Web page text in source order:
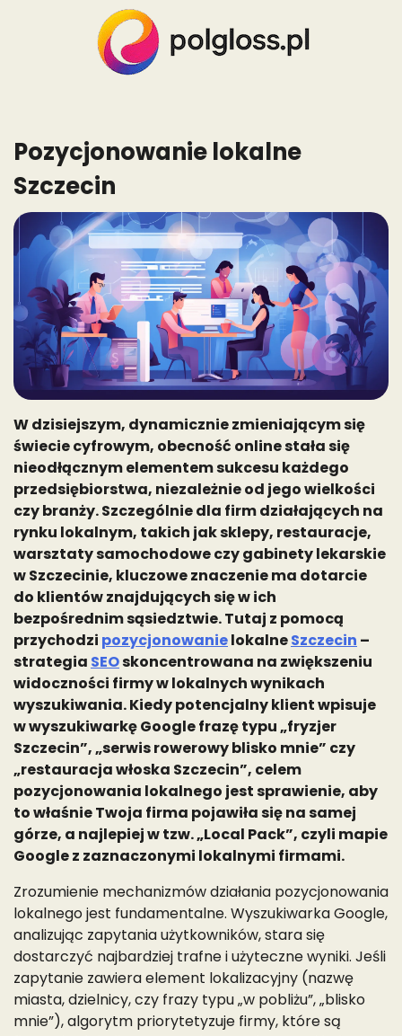
Pozycjonowanie lokalne
Szczecin
W dzisiejszym, dynamicznie zmieniającym się
świecie cyfrowym, obecność online stała się
nieodłącznym elementem sukcesu każdego
przedsiębiorstwa, niezależnie od jego wielkości
czy branży. Szczególnie dla firm działających na
rynku lokalnym, takich jak sklepy, restauracje,
warsztaty samochodowe czy gabinety lekarskie
w Szczecinie, kluczowe znaczenie ma dotarcie
do klientów znajdujących się w ich
bezpośrednim sąsiedztwie. Tutaj z pomocą
przychodzi pozycjonowanielokalneSzczecin –
strategia SEOskoncentrowana na zwiększeniu
widoczności firmy w lokalnych wynikach
wyszukiwania. Kiedy potencjalny klient wpisuje
w wyszukiwarkę Google frazę typu „fryzjer
Szczecin”, „serwis rowerowy blisko mnie” czy
„restauracja włoska Szczecin”, celem
pozycjonowania lokalnego jest sprawienie, aby
to właśnie Twoja firma pojawiła się na samej
górze, a najlepiej w tzw. „Local Pack”, czyli mapie
Google z zaznaczonymi lokalnymi firmami.
Zrozumienie mechanizmów działania pozycjonowania
lokalnego jest fundamentalne. Wyszukiwarka Google,
analizując zapytania użytkowników, stara się
dostarczyć najbardziej trafne i użyteczne wyniki. Jeśli
zapytanie zawiera element lokalizacyjny (nazwę
miasta, dzielnicy, czy frazy typu „w pobliżu”, „blisko
mnie”), algorytm priorytetyzuje firmy, które są